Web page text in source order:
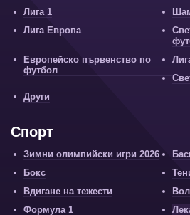
Лига 1
Лига Европа
Европейско първенство по
футбол
Други
Спорт
Зимни олимпийски игри 2026
Бокс
Вдигане на тежести
Формула 1